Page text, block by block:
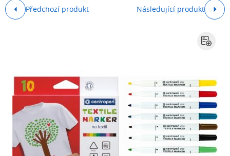
Předchozí produkt Následující produkt